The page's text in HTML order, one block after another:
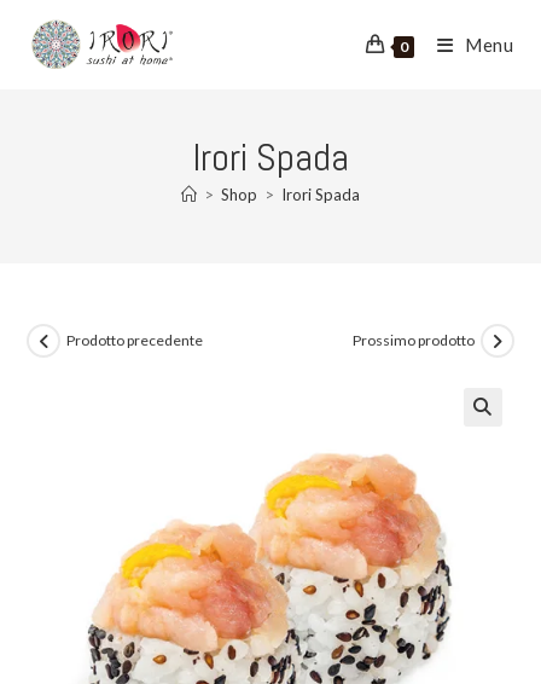
contenuto
0 Menu
Irori Spada
> Shop > Irori Spada
Prodotto precedente Prossimo prodotto